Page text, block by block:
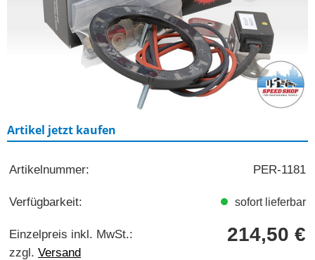
Artikel jetzt kaufen
Artikelnummer: PER-1181
Verfügbarkeit: sofort lieferbar
Einzelpreis inkl. MwSt.:
zzgl. Versand
214,50 €